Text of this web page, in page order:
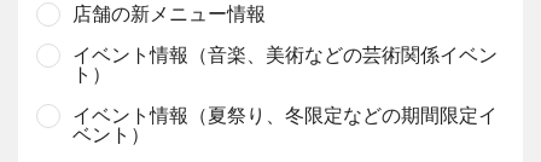
店舗の新メニュー情報
イベント情報（音楽、美術などの芸術関係イベン
ト）
イベント情報（夏祭り、冬限定などの期間限定イ
ベント）